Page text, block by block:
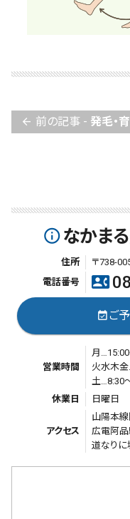
arrow_back 前の記事 - 発毛・育毛！頭髪毛根の細胞再生医療（
info_outlineなかま
住所
〒738-
電話番号
contact_phone
event_availableご
営業時間
月
火水木
土…8:30
休業日
日曜日
アクセス
山陽本
広電阿品
道なりに